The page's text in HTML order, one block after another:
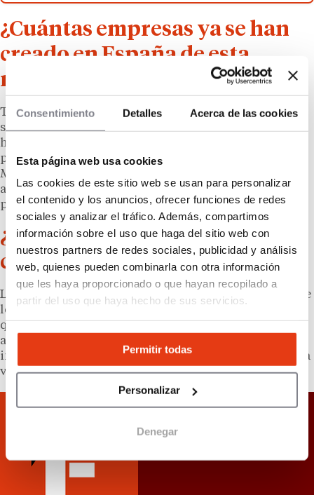
Consentimiento Detalles Acerca de las cookies
Esta página web usa cookies
Las cookies de este sitio web se usan para personalizar
el contenido y los anuncios, ofrecer funciones de redes
sociales y analizar el tráfico. Además, compartimos
información sobre el uso que haga del sitio web con
nuestros partners de redes sociales, publicidad y análisis
web, quienes pueden combinarla con otra información
que les haya proporcionado o que hayan recopilado a
partir del uso que haya hecho de sus servicios.
Permitir todas
Personalizar
Denegar
¿Cuántas empresas ya se han
creado en España de esta
manera?
Todavía no hay estadísticas oficiales sobre cuántas SL
se han creado por 1€, pero del Pino no duda de que ya
han sido unas cuantas. Eso sí, siguen siendo un
porcentaje minoritario frente a las SL tradicionales.
Muchos proyectos empresariales siguen optando por
aportar un capital social más sólido desde el inicio
porque eso refuerza su imagen de solvencia.
¿Puedo abrir una franquicia
con una SL por 1€?
Legalmente, nada lo impide. No hay nada en la ley que
lo obstaculice. Sin embargo, en la práctica, no parece
que sea lo más recomendable. Según explica la
abogada de Legálitas, una imagen poco sólida ante
inversores y bancos hace que no parezca “una fórmula
válida”.